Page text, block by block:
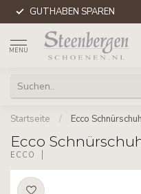
GUTHABEN SPAREN
MENU
Startseite / Ecco
Ecco
ECCO